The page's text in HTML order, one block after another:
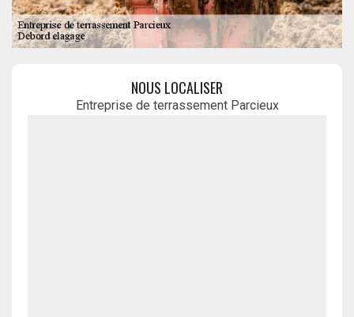
NOUS LOCALISER
Entreprise de terrassement Parcieux